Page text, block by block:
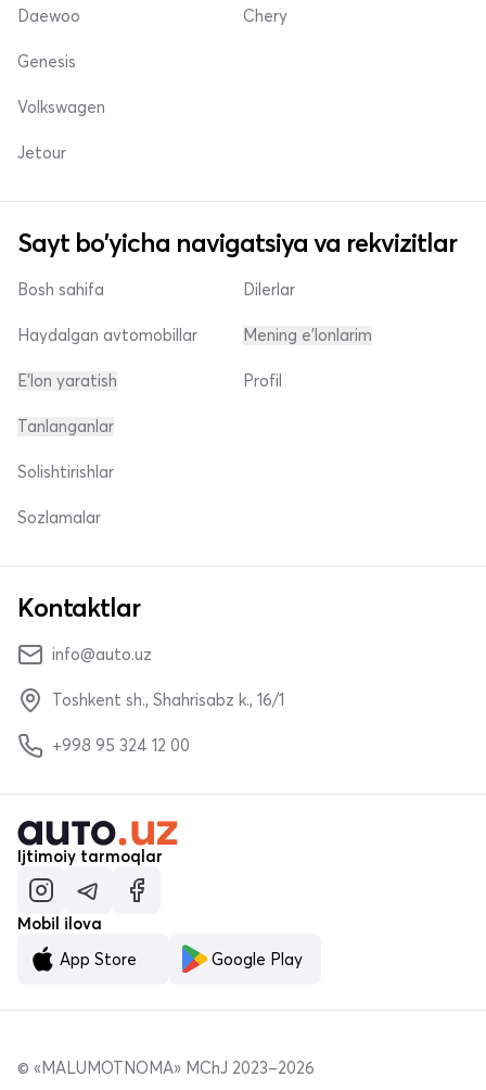
Daewoo Chery
Genesis
Volkswagen
Jetour
Sayt bo'yicha navigatsiya va rekvizitlar
Bosh sahifa
Haydalgan avtomobillar
E'lon yaratish
Dilerlar
Mening e'lonlarim
Profil
Tanlanganlar
Solishtirishlar
Sozlamalar
Kontaktlar
info@auto.uz
Toshkent sh., Shahrisabz k., 16/1
+998 95 324 12 00
Ijtimoiy tarmoqlar
Mobil ilova
App Store
Google Play
© «MALUMOTNOMA» MChJ 2023–2026